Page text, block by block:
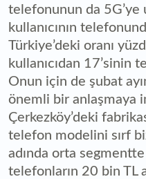
telefonunun da 5G’ye
kullanıcının
Türkiye’deki oranı
kullanıcıdan 17’sinin
Onun için de şubat
önemli bir anlaşmaya
Çerkezköy’deki
telefon modelini sırf
adında orta
telefonların 20 bin TL